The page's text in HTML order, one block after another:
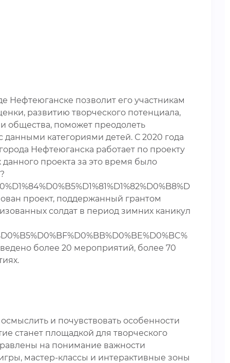
Нефтеюганске позволит его участникам
развитию творческого потенциала,
общества, поможет преодолеть
категориями детей. С 2020 года
Нефтеюганска работает по проекту
проекта за это время было
проект, поддержанный грантом
солдат в период зимних каникул
более 20 мероприятий, более 70
и почувствовать особенности
станет площадкой для творческого
на понимание важности
мастер-классы и интерактивные зоны